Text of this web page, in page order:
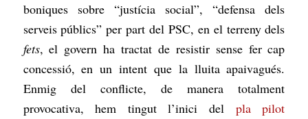
boniques sobre “justícia social”, “defensa dels
serveis públics” per part del PSC, en el terreny dels
fets, el govern ha tractat de resistir sense fer cap
concessió, en un intent que la lluita apaivagués.
Enmig del conflicte, de manera totalment
provocativa, hem tingut l’inici del pla pilot